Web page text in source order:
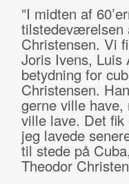
”I midten af
tilstedeværelsen
Christensen. Vi
Joris Ivens, Luis
betydning for
Christensen.
gerne ville
ville lave. Det
jeg lavede
til stede på
Theodor